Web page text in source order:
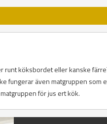
runt köksbordet eller kanske
fungerar även matgruppen som
för jus ert kök.